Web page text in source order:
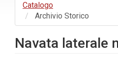
Catalogo
Archivio Storico
Navata laterale